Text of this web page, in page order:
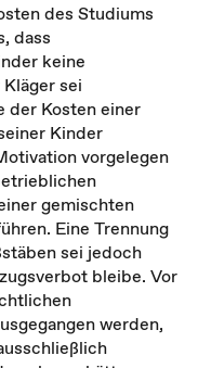
des Studiums
dass
keine
sei
der Kosten einer
Kinder
vorgelegen
gemischten
Eine Trennung
sei jedoch
bleibe. Vor
werden,